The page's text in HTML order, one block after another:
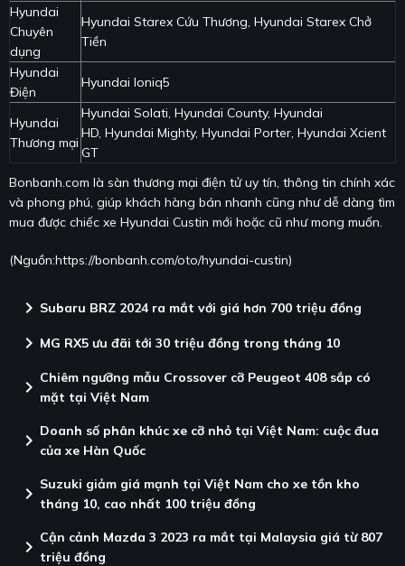
Hyundai
Chuyên
dụng
Hyundai Starex Cứu Thương, Hyundai Starex Chở
Tiền
Hyundai
Điện
Hyundai Ioniq5
Hyundai
Thương mại
Hyundai Solati, Hyundai County, Hyundai
HD, Hyundai Mighty, Hyundai Porter, Hyundai Xcient
GT
Bonbanh.com là sàn thương mại điện tử uy tín, thông tin chính xác
và phong phú, giúp khách hàng bán nhanh cũng như dễ dàng tìm
mua được chiếc xe Hyundai Custin mới hoặc cũ như mong muốn.
(Nguồn:https://bonbanh.com/oto/hyundai-custin)
chevron_right Subaru BRZ 2024 ra mắt với giá hơn 700 triệu đồng
chevron_right MG RX5 ưu đãi tới 30 triệu đồng trong tháng 10
chevron_right Chiêm ngưỡng mẫu Crossover cỡ Peugeot 408 sắp có
mặt tại Việt Nam
chevron_right Doanh số phân khúc xe cỡ nhỏ tại Việt Nam: cuộc đua
của xe Hàn Quốc
chevron_right Suzuki giảm giá mạnh tại Việt Nam cho xe tồn kho
tháng 10, cao nhất 100 triệu đồng
chevron_right Cận cảnh Mazda 3 2023 ra mắt tại Malaysia giá từ 807
triệu đồng